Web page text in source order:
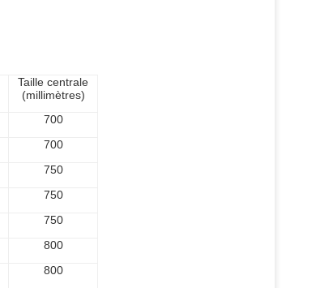
Taille centrale
(millimètres)
700
700
750
750
750
800
800